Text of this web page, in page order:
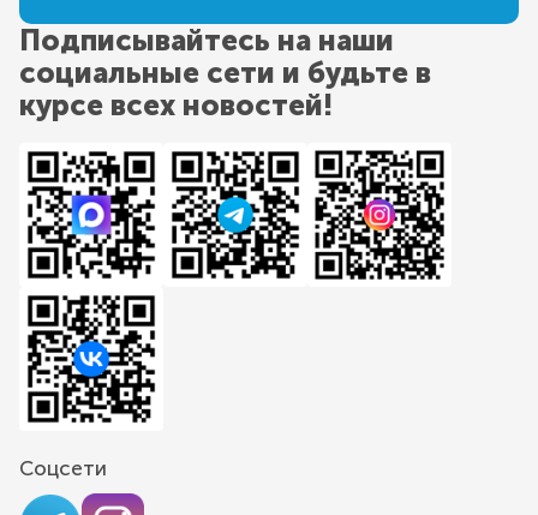
Подписывайтесь на наши
социальные сети и будьте в
курсе всех новостей!
Соцсети